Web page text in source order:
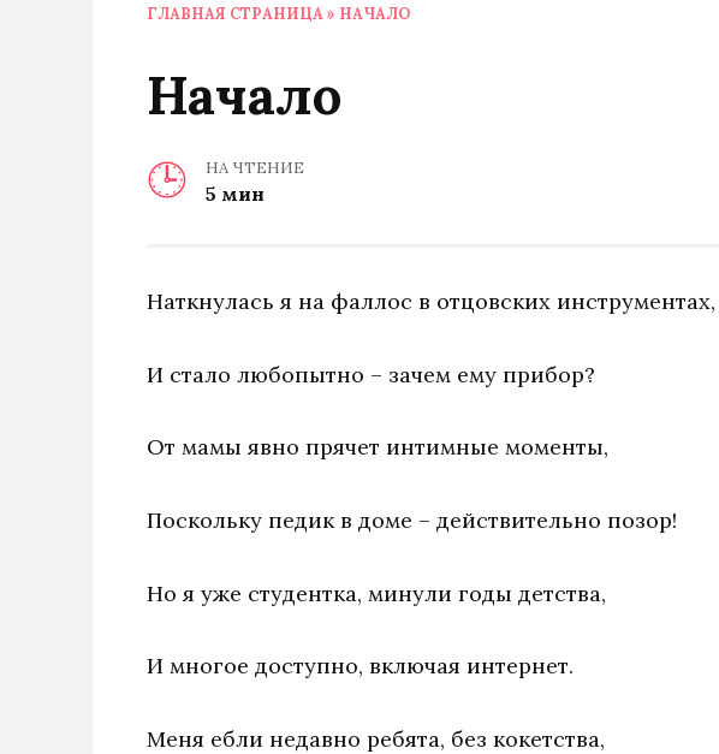
ГЛАВНАЯ СТРАНИЦА » НАЧАЛО
Начало
НА ЧТЕНИЕ
5 мин
Наткнулась я на фаллос в отцовских инструментах,
И стало любопытно – зачем ему прибор?
От мамы явно прячет интимные моменты,
Поскольку педик в доме – действительно позор!
Но я уже студентка, минули годы детства,
И многое доступно, включая интернет.
Меня ебли недавно ребята, без кокетства,